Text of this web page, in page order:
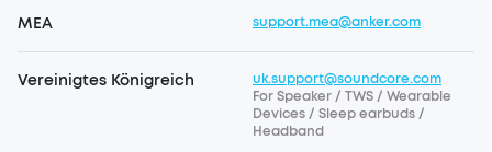
MEA support.mea@anker.com
Vereinigtes Königreich
uk.support@soundcore.com
For Speaker / TWS / Wearable
Devices / Sleep earbuds /
Headband